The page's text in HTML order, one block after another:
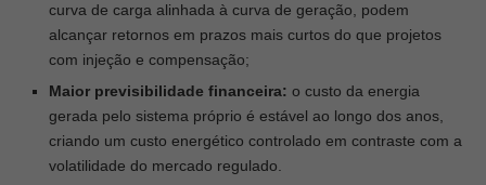
curva de carga alinhada à curva de geração, podem
alcançar retornos em prazos mais curtos do que projetos
com injeção e compensação;
Maior previsibilidade financeira: o custo da energia
gerada pelo sistema próprio é estável ao longo dos anos,
criando um custo energético controlado em contraste com a
volatilidade do mercado regulado.